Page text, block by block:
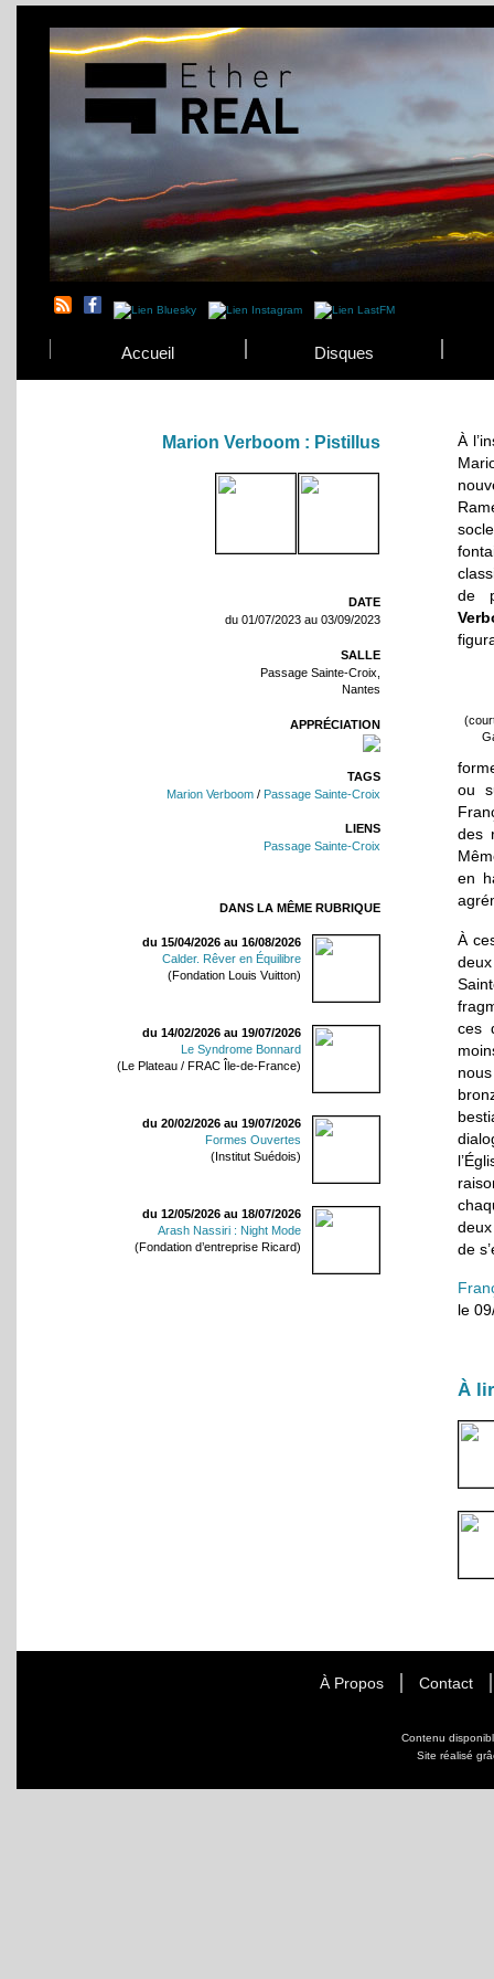
Accueil Disques
Marion Verboom : Pistillus
DATE
du 01/07/2023 au 03/09/2023
SALLE
Passage Sainte-Croix,
Nantes
APPRÉCIATION
TAGS
Marion Verboom / Passage Sainte-Croix
LIENS
Passage Sainte-Croix
DANS LA MÊME RUBRIQUE
du 15/04/2026 au 16/08/2026
Calder. Rêver en Équilibre
(Fondation Louis Vuitton)
du 14/02/2026 au 19/07/2026
Le Syndrome Bonnard
(Le Plateau / FRAC Île-de-France)
du 20/02/2026 au 19/07/2026
Formes Ouvertes
(Institut Suédois)
du 12/05/2026 au 18/07/2026
Arash Nassiri : Night Mode
(Fondation d’entreprise Ricard)
À
de
ou
des
en
À
ces
de
le
À
À Propos Contact
Contenu
Site réalisé